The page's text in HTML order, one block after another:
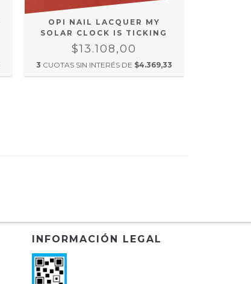
OPI NAIL LACQUER MY
SOLAR CLOCK IS TICKING
$13.108,00
3 CUOTAS SIN INTERÉS DE $4.369,33
INFORMACIÓN LEGAL